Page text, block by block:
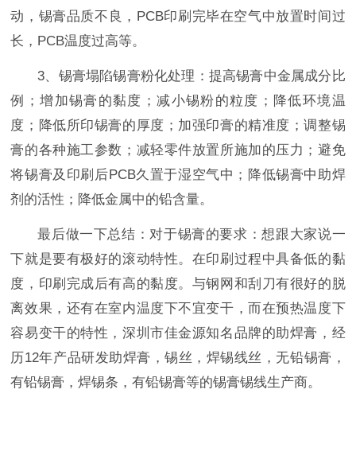
动，锡膏品质不良，PCB印刷完毕在空气中放置时间过
长，PCB温度过高等。
3、锡膏塌陷锡膏粉化处理：提高锡膏中金属成分比
例；增加锡膏的黏度；减小锡粉的粒度；降低环境温
度；降低所印锡膏的厚度；加强印膏的精准度；调整锡
膏的各种施工参数；减轻零件放置所施加的压力；避免
将锡膏及印刷后PCB久置于湿空气中；降低锡膏中助焊
剂的活性；降低金属中的铅含量。
最后做一下总结：对于锡膏的要求：想跟大家说一
下就是要有极好的滚动特性。在印刷过程中具备低的黏
度，印刷完成后有高的黏度。与钢网和刮刀有很好的脱
离效果，还有在室内温度下不宜变干，而在预热温度下
容易变干的特性，深圳市佳金源知名品牌的助焊膏，经
历12年产品研发助焊膏，锡丝，焊锡线丝，无铅锡膏，
有铅锡膏，焊锡条，有铅锡膏等的锡膏锡线生产商。